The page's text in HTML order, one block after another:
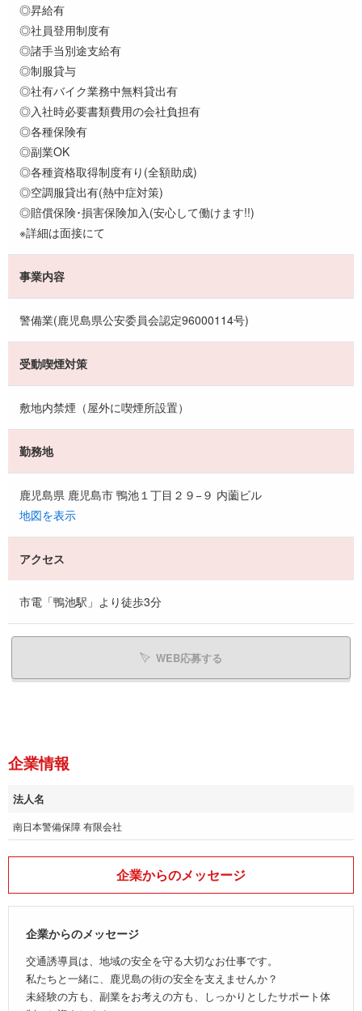
◎昇給有
◎社員登用制度有
◎諸手当別途支給有
◎制服貸与
◎社有バイク業務中無料貸出有
◎入社時必要書類費用の会社負担有
◎各種保険有
◎副業OK
◎各種資格取得制度有り(全額助成)
◎空調服貸出有(熱中症対策)
◎賠償保険･損害保険加入(安心して働けます!!)
※詳細は面接にて
事業内容
警備業(鹿児島県公安委員会認定96000114号)
受動喫煙対策
敷地内禁煙（屋外に喫煙所設置）
勤務地
鹿児島県 鹿児島市 鴨池１丁目２９−９ 内薗ビル
地図を表示
アクセス
市電「鴨池駅」より徒歩3分
WEB応募する
企業情報
法人名
南日本警備保障 有限会社
企業からのメッセージ
企業からのメッセージ
交通誘導員は、地域の安全を守る大切なお仕事です。
私たちと一緒に、鹿児島の街の安全を支えませんか？
未経験の方も、副業をお考えの方も、しっかりとしたサポート体